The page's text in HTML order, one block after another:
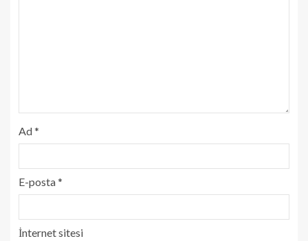
Ad*
E-posta*
İnternet sitesi